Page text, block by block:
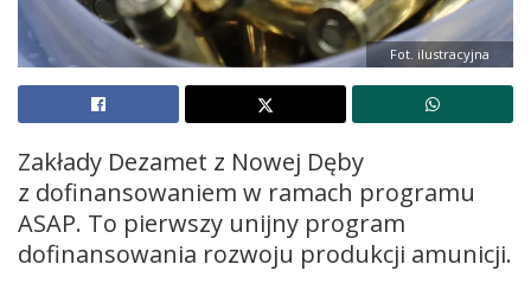
Fot. ilustracyjna
Zakłady Dezamet z Nowej Dęby
z dofinansowaniem w ramach programu
ASAP. To pierwszy unijny program
dofinansowania rozwoju produkcji amunicji.